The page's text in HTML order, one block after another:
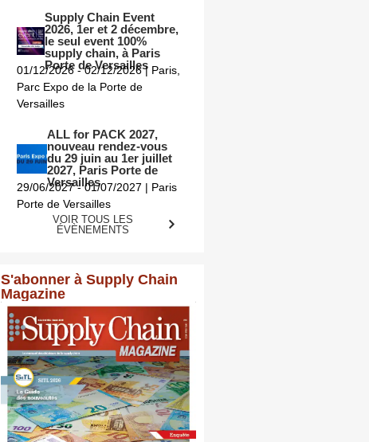
Supply Chain Event
2026, 1er et 2 décembre,
le seul event 100%
supply chain, à Paris
Porte de Versailles
01/12/2026 - 02/12/2026 | Paris,
Parc Expo de la Porte de
Versailles
ALL for PACK 2027,
nouveau rendez-vous
du 29 juin au 1er juillet
2027, Paris Porte de
Versailles
29/06/2027 - 01/07/2027 | Paris
Porte de Versailles
VOIR TOUS LES
ÉVÈNEMENTS
S'abonner à Supply Chain
Magazine